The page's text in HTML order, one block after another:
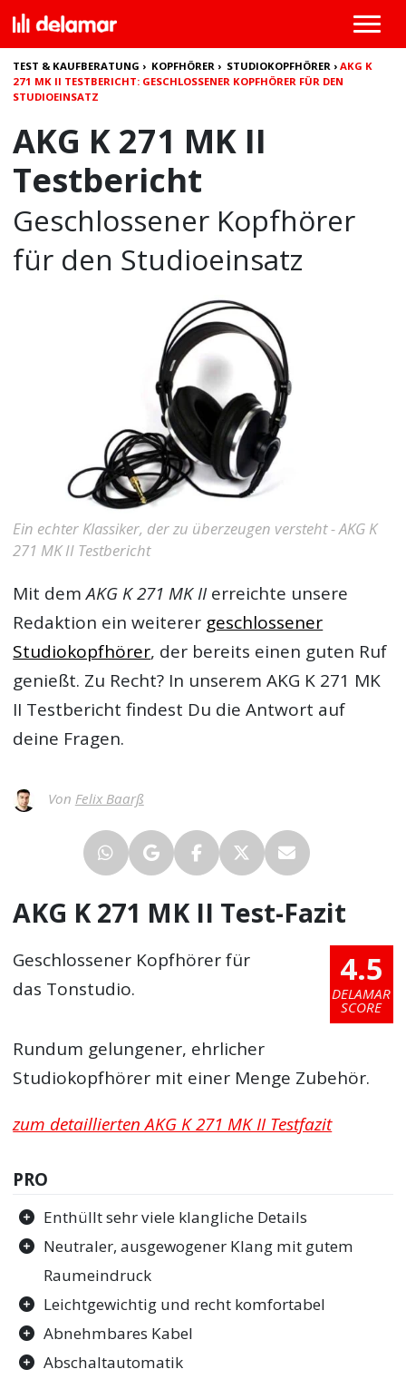
TEST & KAUFBERATUNG › KOPFHÖRER › STUDIOKOPFHÖRER ›AKG K
271 MK II TESTBERICHT: GESCHLOSSENER KOPFHÖRER FÜR DEN
STUDIOEINSATZ
AKG K 271 MK II
Testbericht
Geschlossener Kopfhörer
für den Studioeinsatz
Ein echter Klassiker, der zu überzeugen versteht - AKG K
271 MK II Testbericht
Mit demAKG K 271 MK IIerreichte unsere
Redaktion ein weiterer geschlossener
Studiokopfhörer, der bereits einen guten Ruf
genießt. Zu Recht? In unseremAKG K 271 MK
II Testbericht findest Du die Antwort auf
deine Fragen.
Von Felix Baarß
AKG K 271 MK II Test-Fazit
4.5
DELAMAR
SCORE
Geschlossener Kopfhörer für
das Tonstudio.
Rundum gelungener, ehrlicher
Studiokopfhörer mit einer Menge Zubehör.
zum detaillierten AKG K 271 MK II Testfazit
PRO
Enthüllt sehr viele klangliche Details
Neutraler, ausgewogener Klang mit gutem
Raumeindruck
Leichtgewichtig und recht komfortabel
Abnehmbares Kabel
Abschaltautomatik